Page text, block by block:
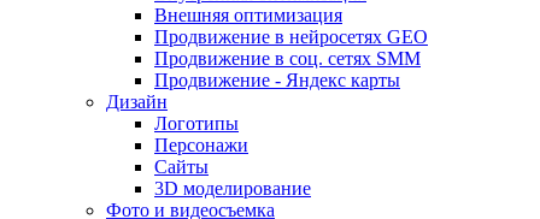
Внешняя оптимизация
Продвижение в нейросетях GEO
Продвижение в соц. сетях SMM
Продвижение - Яндекс карты
Дизайн
Логотипы
Персонажи
Сайты
3D моделирование
Фото и видеосъемка